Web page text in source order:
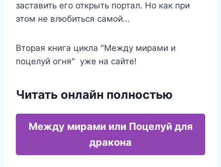
заставить его открыть портал. Но как при
этом не влюбиться самой…
Вторая книга цикла "Между мирами и
поцелуй огня" уже на сайте!
Читать онлайн полностью
Между мирами или Поцелуй для
дракона